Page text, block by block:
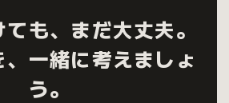
も、まだ大丈夫。
一緒に考えましょ
う。